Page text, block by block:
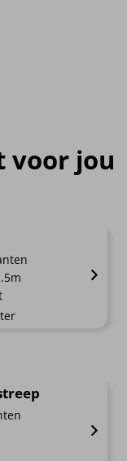
voor jou
€10.95 tot €11.95